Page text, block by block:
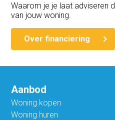
Waarom je je laat adviseren
van jouw woning.
Over financiering
Aanbod
Woning kopen
Woning huren